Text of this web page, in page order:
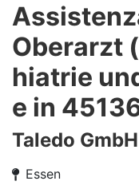
Oberarzt
hiatrie
e in
Taledo GmbH
Essen